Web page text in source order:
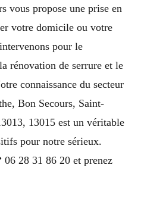
vous propose une prise en
votre domicile ou votre
pour le
rénovation de serrure et le
connaissance du secteur
Bon Secours, Saint-
13015 est un véritable
pour notre sérieux.
28 31 86 20 et prenez